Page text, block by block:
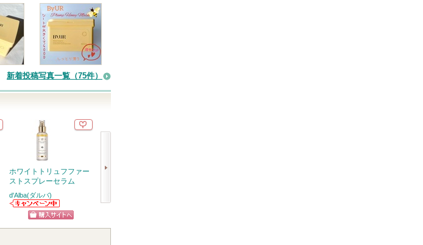
新着投稿写真一覧（75件）
へ
ホワイトトリュフファー
ストスプレーセラム
d'Alba(ダルバ)
d'Alba(ダルバ)か
らのお知らせが
ありますショッピン
クリーミータッチライナ